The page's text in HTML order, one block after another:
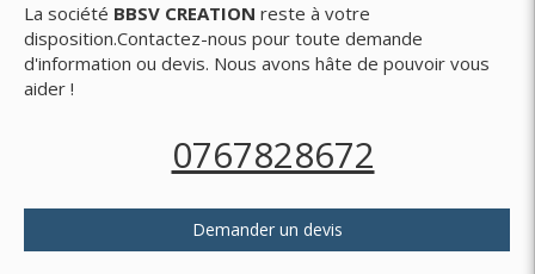
La société BBSV CREATION reste à votre
disposition.Contactez-nous pour toute demande
d'information ou devis. Nous avons hâte de pouvoir vous
aider !
0767828672
Demander un devis